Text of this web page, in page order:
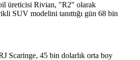
üreticisi Rivian, "R2" olarak
SUV modelini tanıttığı gün 68 bin
Scaringe, 45 bin dolarlık orta boy